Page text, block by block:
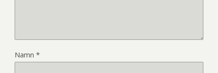
Namn *